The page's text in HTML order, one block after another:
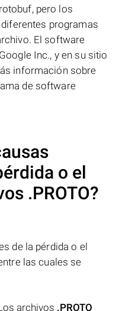
pero los
programas
El software
Inc., y en su sitio
información sobre
de software
o el
.PROTO?
de la pérdida o el
las cuales se
archivos .PROTO